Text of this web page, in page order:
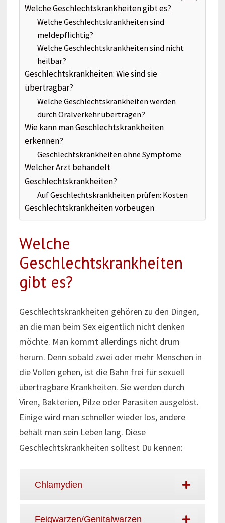
Welche Geschlechtskrankheiten gibt es?
Welche Geschlechtskrankheiten sind
meldepflichtig?
Welche Geschlechtskrankheiten sind nicht
heilbar?
Geschlechtskrankheiten: Wie sind sie
übertragbar?
Welche Geschlechtskrankheiten werden
durch Oralverkehr übertragen?
Wie kann man Geschlechtskrankheiten
erkennen?
Geschlechtskrankheiten ohne Symptome
Welcher Arzt behandelt
Geschlechtskrankheiten?
Auf Geschlechtskrankheiten prüfen: Kosten
Geschlechtskrankheiten vorbeugen
Welche
Geschlechtskrankheiten
gibt es?
Geschlechtskrankheiten gehören zu den Dingen,
an die man beim Sex eigentlich nicht denken
möchte. Man kommt allerdings nicht drum
herum. Denn sobald zwei oder mehr Menschen in
die Vollen gehen, ist die Bahn frei für sexuell
übertragbare Krankheiten. Sie werden durch
Viren, Bakterien, Pilze oder Parasiten ausgelöst.
Einige wird man schneller wieder los, andere
behält man sein Leben lang. Diese
Geschlechtskrankheiten solltest Du kennen:
Chlamydien
Feigwarzen/Genitalwarzen